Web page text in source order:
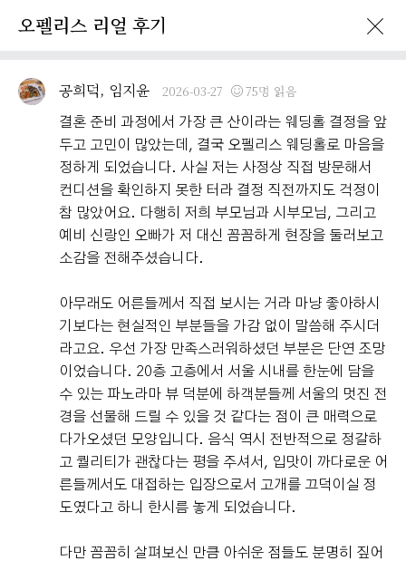
오펠리스 리얼 후기
공희덕, 임지윤 2026-03-27 75명 읽음
결혼 준비 과정에서 가장 큰 산이라는 웨딩홀 결정을 앞
두고 고민이 많았는데, 결국 오펠리스 웨딩홀로 마음을
정하게 되었습니다. 사실 저는 사정상 직접 방문해서
컨디션을 확인하지 못한 터라 결정 직전까지도 걱정이
참 많았어요. 다행히 저희 부모님과 시부모님, 그리고
예비 신랑인 오빠가 저 대신 꼼꼼하게 현장을 둘러보고
소감을 전해주셨습니다.
아무래도 어른들께서 직접 보시는 거라 마냥 좋아하시
기보다는 현실적인 부분들을 가감 없이 말씀해 주시더
라고요. 우선 가장 만족스러워하셨던 부분은 단연 조망
이었습니다. 20층 고층에서 서울 시내를 한눈에 담을
수 있는 파노라마 뷰 덕분에 하객분들께 서울의 멋진 전
경을 선물해 드릴 수 있을 것 같다는 점이 큰 매력으로
다가오셨던 모양입니다. 음식 역시 전반적으로 정갈하
고 퀄리티가 괜찮다는 평을 주셔서, 입맛이 까다로운 어
른들께서도 대접하는 입장으로서 고개를 끄덕이실 정
도였다고 하니 한시름 놓게 되었습니다.
다만 꼼꼼히 살펴보신 만큼 아쉬운 점들도 분명히 짚어